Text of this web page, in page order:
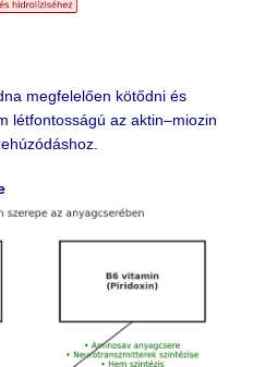
megfelelően kötődni és
létfontosságú az aktin–miozin